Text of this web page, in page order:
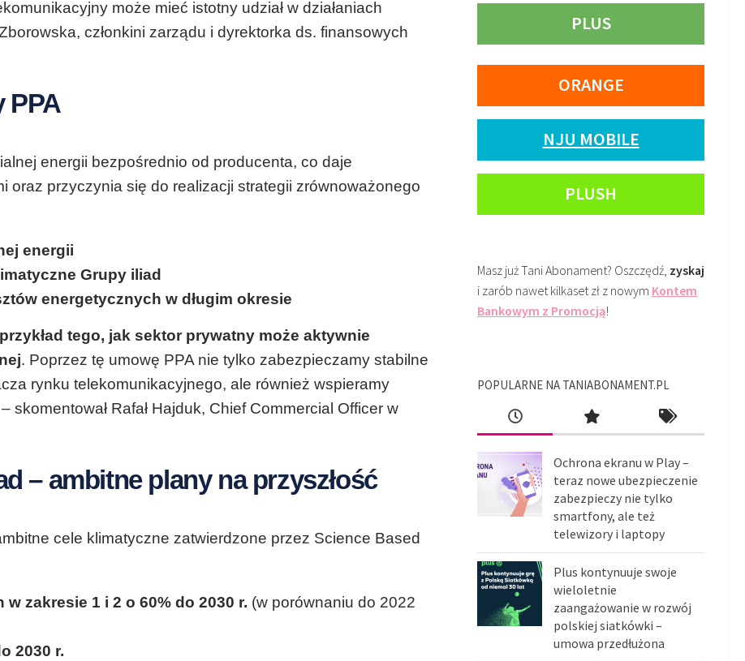
może mieć istotny udział w działaniach
członkini zarządu i dyrektorka ds. finansowych
PPA
energii bezpośrednio od producenta, co daje
oraz przyczynia się do realizacji strategii zrównoważonego
energii
Grupy iliad
energetycznych w długim okresie
tego, jak sektor prywatny może aktywnie
. Poprzez tę umowę PPA nie tylko zabezpieczamy stabilne
rynku telekomunikacyjnego, ale również wspieramy
Rafał Hajduk, Chief Commercial Officer w
– ambitne plany na przyszłość
cele klimatyczne zatwierdzone przez Science Based
zakresie 1 i 2 o 60% do 2030 r. (w porównaniu do 2022
2030 r.
PLUS
ORANGE
NJU MOBILE
PLUSH
Masz już Tani Abonament? Oszczędź, zyskaj
i zarób nawet kilkaset zł z nowym Kontem
Bankowym z Promocją!
POPULARNE NA TANIABONAMENT.PL
Ochrona ekranu w Play –
teraz nowe ubezpieczenie
zabezpieczy nie tylko
smartfony, ale też
telewizory i laptopy
Plus kontynuuje swoje
wieloletnie
zaangażowanie w rozwój
polskiej siatkówki –
umowa przedłużona